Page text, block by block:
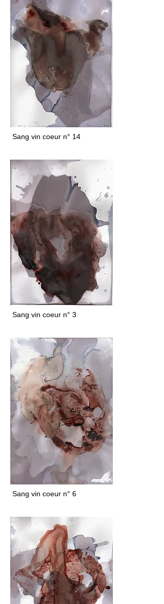
Sang vin coeur n° 14
Sang vin coeur n° 3
Sang vin coeur n° 6